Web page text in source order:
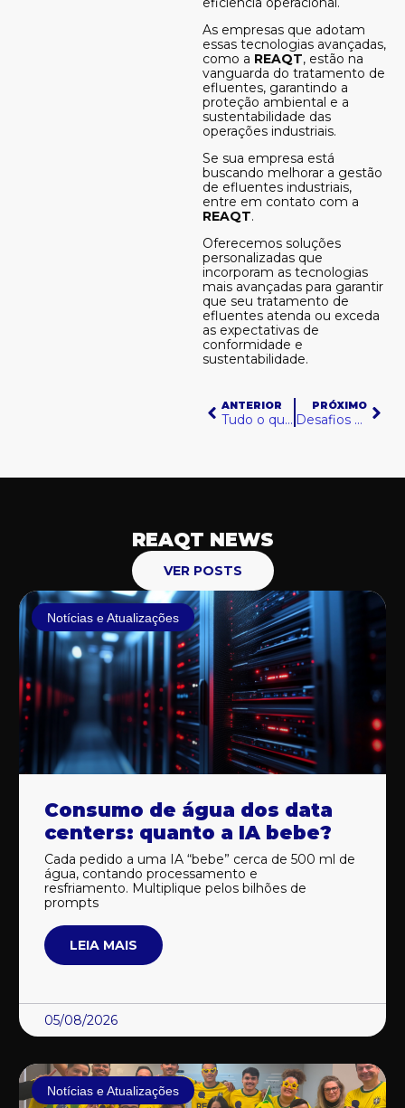
As empresas que adotam
essas tecnologias avançadas,
como a REAQT, estão na
vanguarda do tratamento de
efluentes, garantindo a
proteção ambiental e a
sustentabilidade das
operações industriais.
Se sua empresa está
buscando melhorar a gestão
de efluentes industriais,
entre em contato com a
REAQT.
Oferecemos soluções
personalizadas que
incorporam as tecnologias
mais avançadas para garantir
que seu tratamento de
efluentes atenda ou exceda
as expectativas de
conformidade e
sustentabilidade.
Anterior
ANTERIOR
Tudo o que Você Precisa Saber sobre Licenças Ambientais para Tratamento de Água e Efluentes
PRÓXIMO
Desafios e Melhores Práticas na Gestão de ETEs
REAQT NEWS
VER POSTS
Notícias e Atualizações
Consumo de água dos data
centers: quanto a IA bebe?
Cada pedido a uma IA “bebe” cerca de 500 ml de
água, contando processamento e
resfriamento. Multiplique pelos bilhões de
prompts
LEIA MAIS
05/08/2026
Notícias e Atualizações